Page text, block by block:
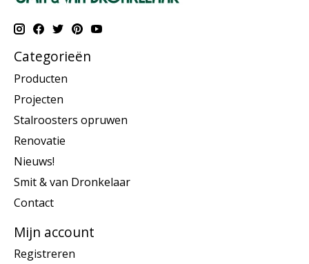
Categorieën
Producten
Projecten
Stalroosters opruwen
Renovatie
Nieuws!
Smit & van Dronkelaar
Contact
Mijn account
Registreren